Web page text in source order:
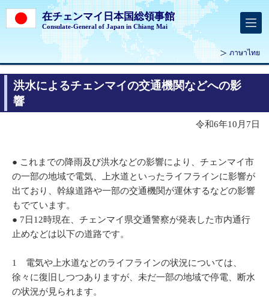
在チェンマイ日本国総領事館
Consulate-General of Japan in Chiang Mai
ภาษาไทย
洪水によるチェンマイの交通機関などへの影
響
令和6年10月7日
● これまでの降雨及び洪水などの影響により、チェンマイ市
の一部の地域で電気、上水道といったライフラインに影響が
出ており、幹線道路や一部の交通機関が運休するなどの影響
もでています。
● 7日12時現在、チェンマイ県交通警察が発表した市内通行
止めなどは以下の道路です。
1 電気や上水道などのライフラインの状況については、
徐々に復旧しつつありますが、未だ一部の地域で停電、断水
の状況が見られます。